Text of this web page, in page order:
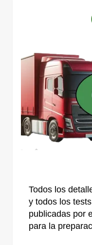
Todos los
y todos los
publicadas por
para la